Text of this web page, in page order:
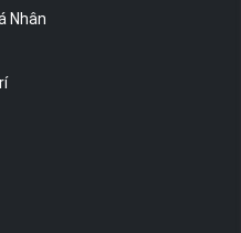
Nhân